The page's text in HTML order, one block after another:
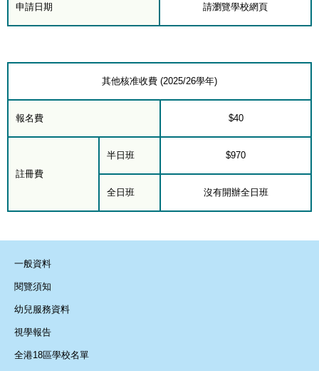
申請日期 請瀏覽學校網頁
其他核准收費 (2025/26學年)
報名費 $40
註冊費
半日班 $970
全日班 沒有開辦全日班
一般資料
閱覽須知
幼兒服務資料
視學報告
全港18區學校名單